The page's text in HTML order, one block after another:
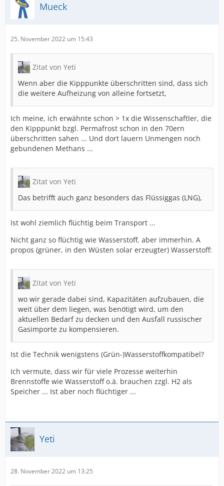
Mueck
25. November 2022 um 15:43
Zitat von Yeti
Wenn aber die Kipppunkte überschritten sind, dass sich
die weitere Aufheizung von alleine fortsetzt,
Ich meine, ich erwähnte schon > 1x die Wissenschaftler, die
den Kipppunkt bzgl. Permafrost schon in den 70ern
überschritten sahen ... Und dort lauern Unmengen noch
gebundenen Methans ...
Zitat von Yeti
Das betrifft auch ganz besonders das Flüssiggas (LNG),
Ist wohl ziemlich flüchtig beim Transport ...
Nicht ganz so flüchtig wie Wasserstoff, aber immerhin. A
propos (grüner, in den Wüsten solar erzeugter) Wasserstoff:
Zitat von Yeti
wo wir gerade dabei sind, Kapazitäten aufzubauen, die
weit über dem liegen, was benötigt wird, um den
aktuellen Bedarf zu decken und den Ausfall russischer
Gasimporte zu kompensieren.
Ist die Technik wenigstens (Grün-)Wasserstoffkompatibel?
Ich vermute, dass wir für viele Prozesse weiterhin
Brennstoffe wie Wasserstoff o.ä. brauchen zzgl. H2 als
Speicher ... Ist aber noch flüchtiger ...
Yeti
28. November 2022 um 13:25